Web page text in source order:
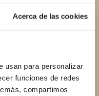
Acerca de las cookies
usan para personalizar
funciones de redes
compartimos
monomando,
a un lado o al
y cerrando.